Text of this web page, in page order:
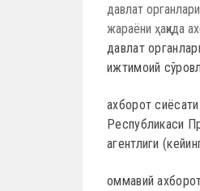
давлат
жараёни ҳақида
давлат
ижтимоий
ахборот
Республикаси
агентлиги
оммавий